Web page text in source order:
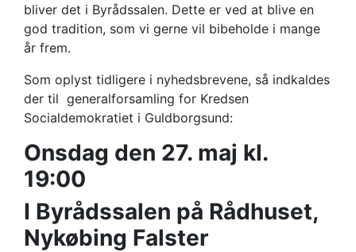
bliver det i Byrådssalen. Dette er ved at blive en
god tradition, som vi gerne vil bibeholde i mange
år frem.
Som oplyst tidligere i nyhedsbrevene, så indkaldes
der til generalforsamling for Kredsen
Socialdemokratiet i Guldborgsund:
Onsdag den 27. maj kl.
19:00
I Byrådssalen på Rådhuset,
Nykøbing Falster